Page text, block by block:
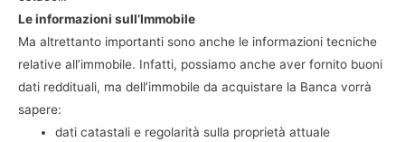
Le informazioni sull’Immobile
Ma altrettanto importanti sono anche le informazioni tecniche
relative all’immobile. Infatti, possiamo anche aver fornito buoni
dati reddituali, ma dell’immobile da acquistare la Banca vorrà
sapere:
dati catastali e regolarità sulla proprietà attuale